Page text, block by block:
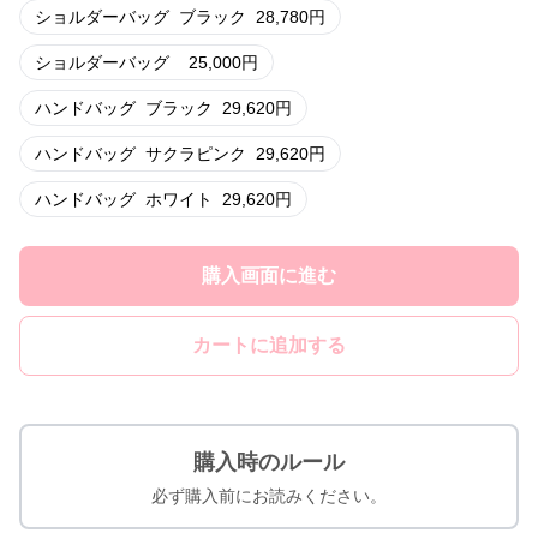
ショルダーバッグ ブラック 28,780円
ショルダーバッグ 25,000円
ハンドバッグ ブラック 29,620円
ハンドバッグ サクラピンク 29,620円
ハンドバッグ ホワイト 29,620円
購入画面に進む
カートに追加する
購入時のルール
必ず購入前にお読みください。